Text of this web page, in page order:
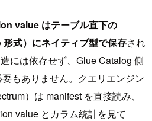
value はテーブル直下の
式）にネイティブ型で保存され
には依存せず、Glue Catalog 側
もありません。クエリエンジン
）は manifest を直接読み、
value とカラム統計を見て